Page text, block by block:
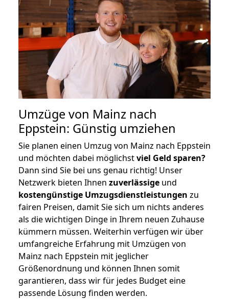
Umzüge von Mainz nach
Eppstein: Günstig umziehen
Sie planen einen Umzug von Mainz nach Eppstein
und möchten dabei möglichstviel Geld sparen?
Dann sind Sie bei uns genau richtig! Unser
Netzwerk bieten Ihnen zuverlässige und
kostengünstige Umzugsdienstleistungen zu
fairen Preisen, damit Sie sich um nichts anderes
als die wichtigen Dinge in Ihrem neuen Zuhause
kümmern müssen. Weiterhin verfügen wir über
umfangreiche Erfahrung mit Umzügen von
Mainz nach Eppstein mit jeglicher
Größenordnung und können Ihnen somit
garantieren, dass wir für jedes Budget eine
passende Lösung finden werden.